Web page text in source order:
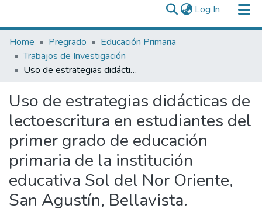
Log In (current)
Communities & Collections
All of DSpace
Home Pregrado
Educación Primaria
Trabajos de Investigación
Uso de estrategias didácticas de lectoescritura en estudiantes del primer grado de educación primaria de la institución educativa Sol del Nor Oriente, San Agustín, Bellavista.
Uso de estrategias didácticas de
lectoescritura en estudiantes del
primer grado de educación
primaria de la institución
educativa Sol del Nor Oriente,
San Agustín, Bellavista.